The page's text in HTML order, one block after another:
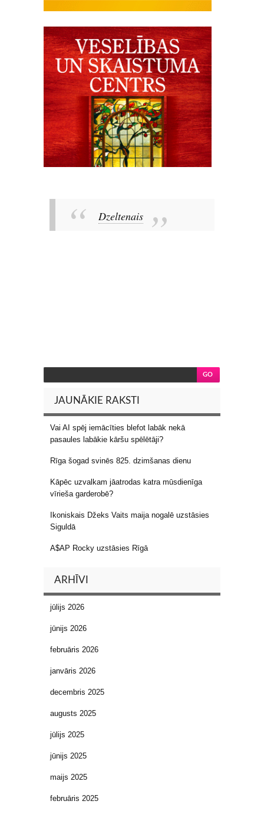
Dzeltenais
JAUNĀKIE RAKSTI
Vai AI spēj iemācīties blefot labāk nekā
pasaules labākie kāršu spēlētāji?
Rīga šogad svinēs 825. dzimšanas dienu
Kāpēc uzvalkam jāatrodas katra mūsdienīga
vīrieša garderobē?
Ikoniskais Džeks Vaits maija nogalē uzstāsies
Siguldā
A$AP Rocky uzstāsies Rīgā
ARHĪVI
jūlijs 2026
jūnijs 2026
februāris 2026
janvāris 2026
decembris 2025
augusts 2025
jūlijs 2025
jūnijs 2025
maijs 2025
februāris 2025